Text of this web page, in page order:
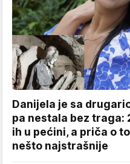
Danijela je sa
pa nestala bez traga:
ih u pećini, a priča o
nešto najstrašnije